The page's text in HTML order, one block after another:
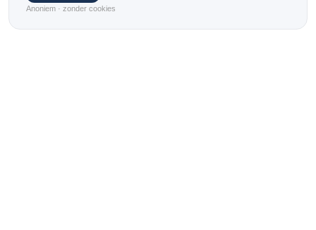
Anoniem · zonder cookies